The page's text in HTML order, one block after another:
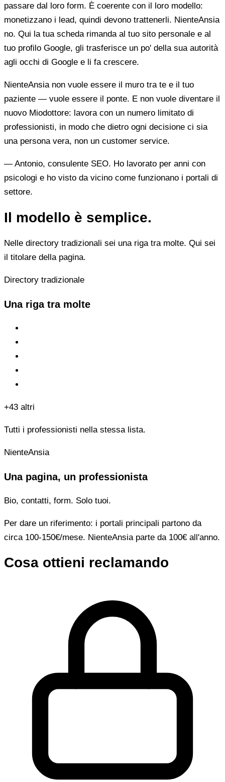
passare dal loro form. È coerente con il loro modello:
monetizzano i lead, quindi devono trattenerli. NienteAnsia
no. Qui la tua scheda rimanda al tuo sito personale e al
tuo profilo Google, gli trasferisce un po' della sua autorità
agli occhi di Google e li fa crescere.
NienteAnsia non vuole essere il muro tra te e il tuo
paziente — vuole essere il ponte. E non vuole diventare il
nuovo Miodottore: lavora con un numero limitato di
professionisti, in modo che dietro ogni decisione ci sia
una persona vera, non un customer service.
— Antonio, consulente SEO. Ho lavorato per anni con
psicologi e ho visto da vicino come funzionano i portali di
settore.
Il modello è semplice.
Nelle directory tradizionali sei una riga tra molte. Qui sei
il titolare della pagina.
Directory tradizionale
Una riga tra molte
+43 altri
Tutti i professionisti nella stessa lista.
NienteAnsia
Una pagina, un professionista
Bio, contatti, form. Solo tuoi.
Per dare un riferimento: i portali principali partono da
circa 100-150€/mese. NienteAnsia parte da 100€ all'anno.
Cosa ottieni reclamando